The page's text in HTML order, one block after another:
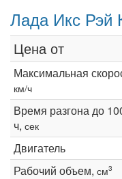
Лада Икс Рэй
Цена от
Максимальная
км/ч
Время разгона до
ч, сек
Двигатель
Рабочий объем, см3